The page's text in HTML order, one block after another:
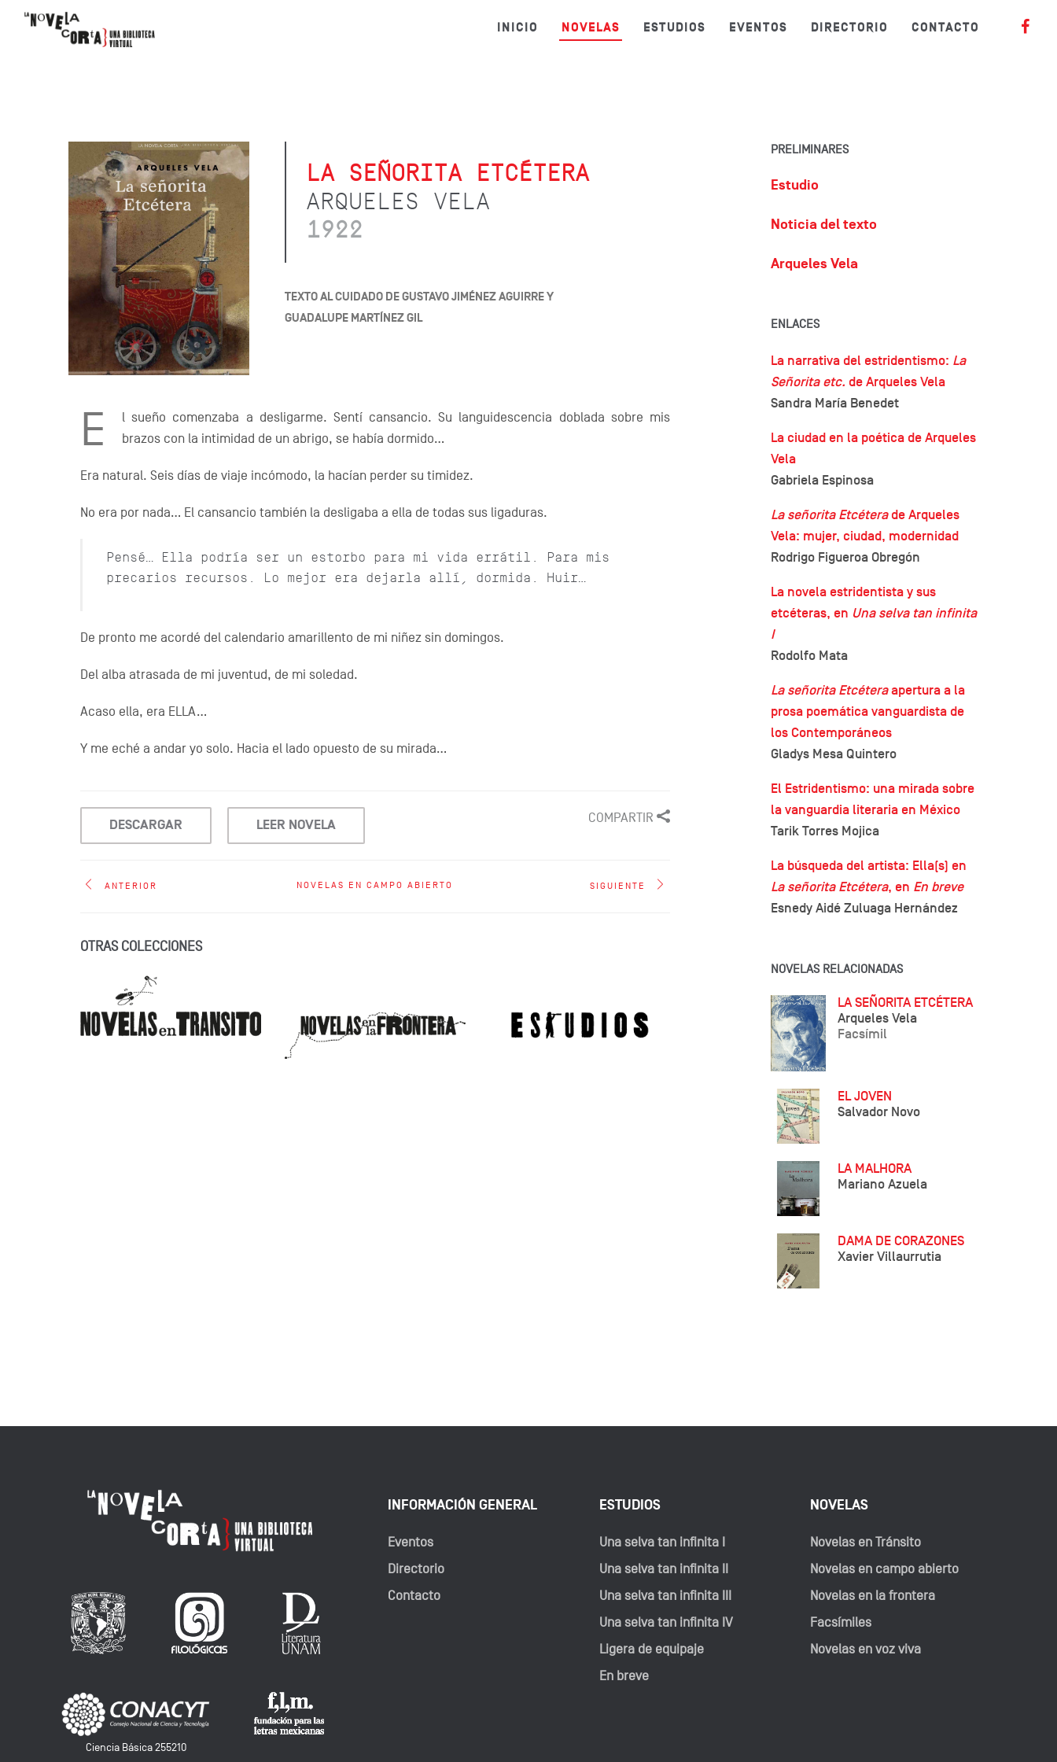
INICIO NOVELAS ESTUDIOS EVENTOS DIRECTORIO CONTACTO
LA SEÑORITA ETCÉTERA
ARQUELES VELA
1922
TEXTO AL CUIDADO DE GUSTAVO JIMÉNEZ AGUIRRE Y
GUADALUPE MARTÍNEZ GIL
E
l sueño comenzaba a desligarme. Sentí cansancio. Su languidescencia doblada sobre mis
brazos con la intimidad de un abrigo, se había dormido…
Era natural. Seis días de viaje incómodo, la hacían perder su timidez.
No era por nada… El cansancio también la desligaba a ella de todas sus ligaduras.
Pensé… Ella podría ser un estorbo para mi vida errátil. Para mis
precarios recursos. Lo mejor era dejarla allí, dormida. Huir…
De pronto me acordé del calendario amarillento de mi niñez sin domingos.
Del alba atrasada de mi juventud, de mi soledad.
Acaso ella, era ELLA…
Y me eché a andar yo solo. Hacia el lado opuesto de su mirada…
DESCARGAR LEER NOVELA COMPARTIR
ANTERIOR NOVELAS EN CAMPO ABIERTO SIGUIENTE
OTRAS COLECCIONES
PRELIMINARES
Estudio
Noticia del texto
Arqueles Vela
ENLACES
La narrativa del estridentismo: La
Señorita etc. de Arqueles Vela
Sandra María Benedet
La ciudad en la poética de Arqueles
Vela
Gabriela Espinosa
La señorita Etcéterade Arqueles
Vela: mujer, ciudad, modernidad
Rodrigo Figueroa Obregón
La novela estridentista y sus
etcéteras, en Una selva tan infinita
I
Rodolfo Mata
La señorita Etcéteraapertura a la
prosa poemática vanguardista de
los Contemporáneos
Gladys Mesa Quintero
El Estridentismo: una mirada sobre
la vanguardia literaria en México
Tarik Torres Mojica
La búsqueda del artista: Ella(s) en
La señorita Etcétera, en En breve
Esnedy Aidé Zuluaga Hernández
NOVELAS RELACIONADAS
LA SEÑORITA ETCÉTERA
Arqueles Vela
Facsímil
EL JOVEN
Salvador Novo
LA MALHORA
Mariano Azuela
DAMA DE CORAZONES
Xavier Villaurrutia
Ciencia Básica 255210
INFORMACIÓN GENERAL
Eventos
Directorio
Contacto
ESTUDIOS
Una selva tan infinita I
Una selva tan infinita II
Una selva tan infinita III
Una selva tan infinita IV
Ligera de equipaje
En breve
NOVELAS
Novelas en Tránsito
Novelas en campo abierto
Novelas en la frontera
Facsímiles
Novelas en voz viva